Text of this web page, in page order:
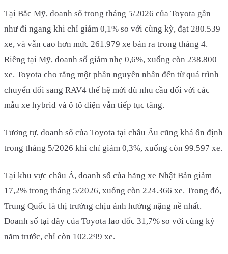
Tại Bắc Mỹ, doanh số trong tháng 5/2026 của Toyota gần
như đi ngang khi chỉ giảm 0,1% so với cùng kỳ, đạt 280.539
xe, và vẫn cao hơn mức 261.979 xe bán ra trong tháng 4.
Riêng tại Mỹ, doanh số giảm nhẹ 0,6%, xuống còn 238.800
xe. Toyota cho rằng một phần nguyên nhân đến từ quá trình
chuyển đổi sang RAV4 thế hệ mới dù nhu cầu đối với các
mẫu xe hybrid và ô tô điện vẫn tiếp tục tăng.
Tương tự, doanh số của Toyota tại châu Âu cũng khá ổn định
trong tháng 5/2026 khi chỉ giảm 0,3%, xuống còn 99.597 xe.
Tại khu vực châu Á, doanh số của hãng xe Nhật Bản giảm
17,2% trong tháng 5/2026, xuống còn 224.366 xe. Trong đó,
Trung Quốc là thị trường chịu ảnh hưởng nặng nề nhất.
Doanh số tại đây của Toyota lao dốc 31,7% so với cùng kỳ
năm trước, chỉ còn 102.299 xe.